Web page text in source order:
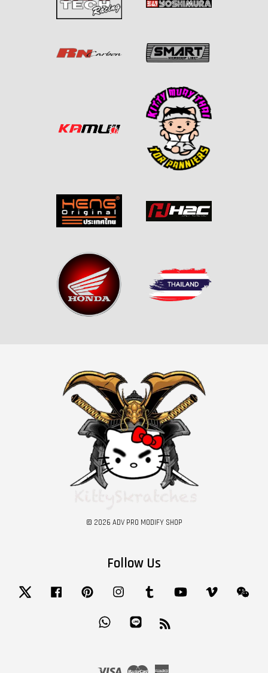
© 2026 ADV PRO MODIFY SHOP
Follow Us
Twitter Facebook Pinterest Instagram Tumblr YouTube Vimeo
Whatsapp
Visa Master